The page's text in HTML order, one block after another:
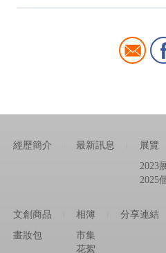
經歷簡介 最新訊息
展覽
2023
2025
文創商品
畫妝包
相簿
市集
花絮
分享連結